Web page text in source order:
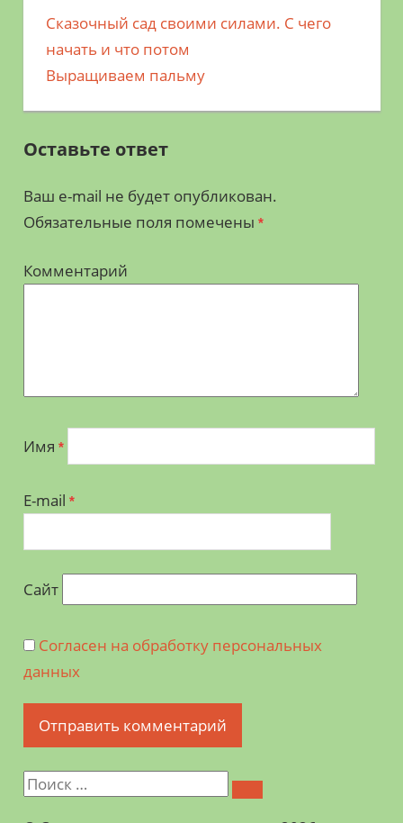
Навигация
по
записям
Предыдущая
запись;
Сказочный сад своими силами. С чего
начать и что потом
Следующая
Выращиваем пальму
Оставьте ответ
Ваш e-mail не будет опубликован.
Обязательные поля помечены *
Комментарий
Имя *
E-mail *
Сайт
Согласен на обработку персональных
данных